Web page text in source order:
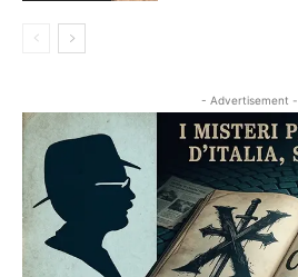
- Advertisement -